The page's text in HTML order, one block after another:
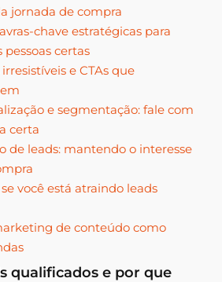
jornada de compra
chave estratégicas para
pessoas certas
e CTAs que
e segmentação: fale com
certa
de leads: mantendo o interesse
você está atraindo leads
de conteúdo como
qualificados e por que